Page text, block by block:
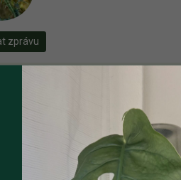
zprávu
již není aktivní
se, ať vám příště zase